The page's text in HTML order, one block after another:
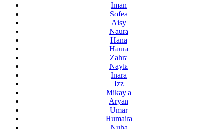
Iman
Sofea
Aisy
Naura
Hana
Haura
Zahra
Nayla
Inara
Izz
Mikayla
Aryan
Umar
Humaira
Nuha